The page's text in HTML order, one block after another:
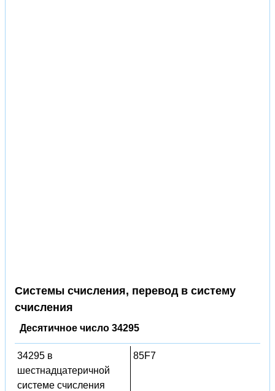
Системы счисления, перевод в систему
счисления
Десятичное число 34295
34295 в
шестнадцатеричной
системе счисления
85F7